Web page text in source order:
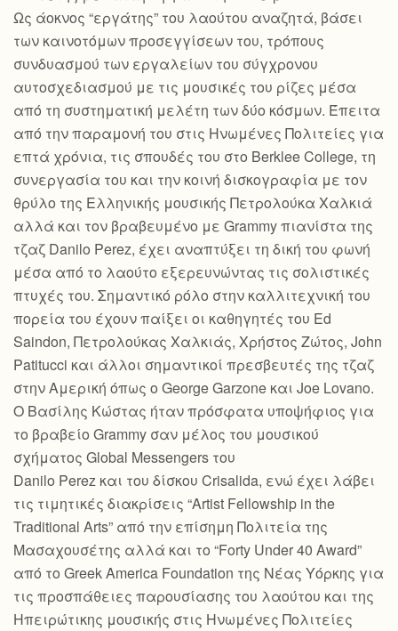
Ως άοκνος “εργάτης” του λαούτου αναζητά, βάσει
των καινοτόμων προσεγγίσεων του, τρόπους
συνδυασμού των εργαλείων του σύγχρονου
αυτοσχεδιασμού με τις μουσικές του ρίζες μέσα
από τη συστηματική μελέτη των δύο κόσμων. Έπειτα
από την παραμονή του στις Ηνωμένες Πολιτείες για
επτά χρόνια, τις σπουδές του στο Berklee College, τη
συνεργασία του και την κοινή δισκογραφία με τον
θρύλο της Ελληνικής μουσικής Πετρολούκα Χαλκιά
αλλά και τον βραβευμένο με Grammy πιανίστα της
τζαζ Danilo Perez, έχει αναπτύξει τη δική του φωνή
μέσα από το λαούτο εξερευνώντας τις σολιστικές
πτυχές του. Σημαντικό ρόλο στην καλλιτεχνική του
πορεία του έχουν παίξει οι καθηγητές του Ed
Saindon, Πετρολούκας Χαλκιάς, Χρήστος Ζώτος, John
Patitucci και άλλοι σημαντικοί πρεσβευτές της τζαζ
στην Αμερική όπως ο George Garzone και Joe Lovano.
Ο Βασίλης Κώστας ήταν πρόσφατα υποψήφιος για
το βραβείο Grammy σαν μέλος του μουσικού
σχήματος Global Messengers του
Danilo Perez και του δίσκου Crisalida, ενώ έχει λάβει
τις τιμητικές διακρίσεις “Artist Fellowship in the
Traditional Arts” από την επίσημη Πολιτεία της
Μασαχουσέτης αλλά και το “Forty Under 40 Award”
από το Greek America Foundation της Νέας Υόρκης για
τις προσπάθειες παρουσίασης του λαούτου και της
Ηπειρώτικης μουσικής στις Ηνωμένες Πολιτείες